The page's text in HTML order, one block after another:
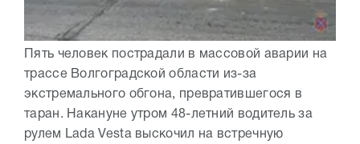
Пять человек пострадали в массовой аварии на
трассе Волгоградской области из-за
экстремального обгона, превратившегося в
таран. Накануне утром 48-летний водитель за
рулем Lada Vesta выскочил на встречную